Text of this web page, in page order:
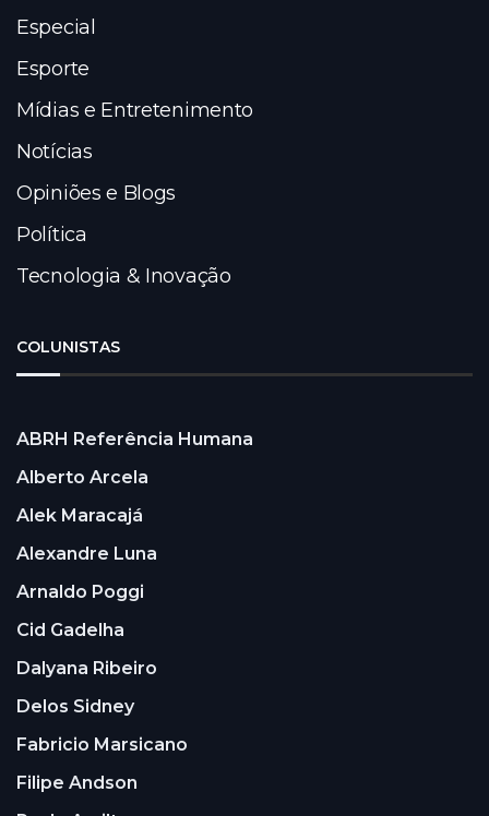
Especial
Esporte
Mídias e Entretenimento
Notícias
Opiniões e Blogs
Política
Tecnologia & Inovação
COLUNISTAS
ABRH Referência Humana
Alberto Arcela
Alek Maracajá
Alexandre Luna
Arnaldo Poggi
Cid Gadelha
Dalyana Ribeiro
Delos Sidney
Fabricio Marsicano
Filipe Andson